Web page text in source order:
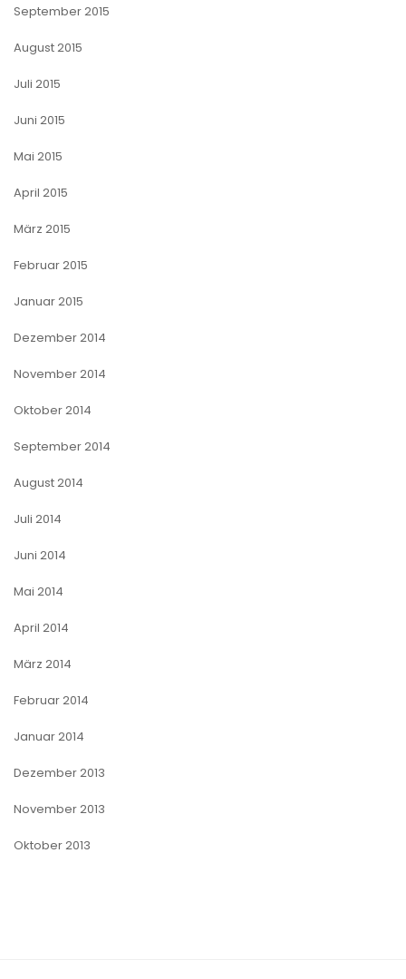
September 2015
August 2015
Juli 2015
Juni 2015
Mai 2015
April 2015
März 2015
Februar 2015
Januar 2015
Dezember 2014
November 2014
Oktober 2014
September 2014
August 2014
Juli 2014
Juni 2014
Mai 2014
April 2014
März 2014
Februar 2014
Januar 2014
Dezember 2013
November 2013
Oktober 2013